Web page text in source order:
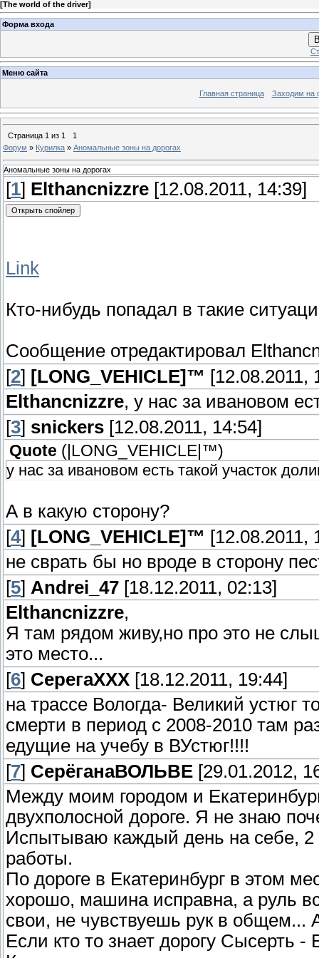
[The world of the driver]
Форма входа
Меню сайта
Главная страница Заходим на
Страница 1 из 1
1
Форум » Курилка » Аномальные зоны на дорогах
Аномальные зоны на дорогах
[1] Elthancnizzre [12.08.2011, 14:39]
Link
Кто-нибудь попадал в такие
Сообщение отредактировал
[2] [LONG_VEHICLE]™ [12.08.2011,
Elthancnizzre, у нас за ивановом
[3] snickers [12.08.2011, 14:54]
Quote ( |LONG_VEHICLE|™)
у нас за ивановом есть такой участок
А в какую сторону?
[4] [LONG_VEHICLE]™ [12.08.2011,
не сврать бы но вроде в сторону
[5] Andrei_47 [18.12.2011, 02:13]
Elthancnizzre,
Я там рядом живу,но про это не
это место...
[6] СерегаХХХ [18.12.2011, 19:44]
на трассе Вологда- Великий устюг
смерти в период с 2008-2010 там
едущие на учебу в ВУстюг!!!!
[7] СерёганаВОЛЬВЕ [29.01.2012,
Между моим городом и
двухполосной дороге. Я не знаю
Испытываю каждый день на себе, 2
работы.
По дороге в Екатеринбург в этом
хорошо, машина исправна, а руль
свои, не чувствуешь рук в общем...
Если кто то знает дорогу Сысерть -